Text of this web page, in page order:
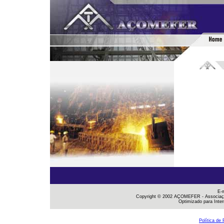
E-
Copyright © 2002 AÇOMEFER -
Optimizado para
Política de